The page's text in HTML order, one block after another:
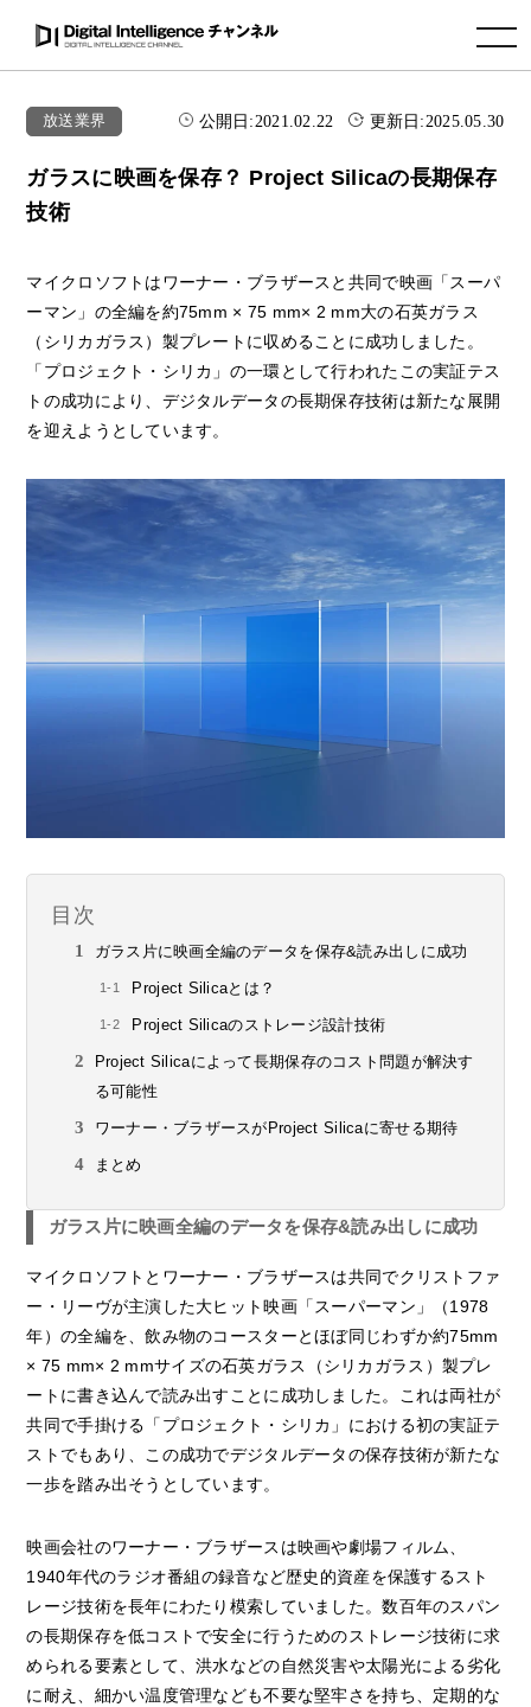
toggle navigation
放送業界 公開日:2021.02.22 更新日:2025.05.30
ガラスに映画を保存？ Project Silicaの長期保存
技術
マイクロソフトはワーナー・ブラザースと共同で映画「スーパ
ーマン」の全編を約75mm × 75 mm× 2 mm大の石英ガラス
（シリカガラス）製プレートに収めることに成功しました。
「プロジェクト・シリカ」の一環として行われたこの実証テス
トの成功により、デジタルデータの長期保存技術は新たな展開
を迎えようとしています。
目次
ガラス片に映画全編のデータを保存&読み出しに成功
Project Silicaとは？
Project Silicaのストレージ設計技術
Project Silicaによって長期保存のコスト問題が解決す
る可能性
ワーナー・ブラザースがProject Silicaに寄せる期待
まとめ
ガラス片に映画全編のデータを保存&読み出しに成功
マイクロソフトとワーナー・ブラザースは共同でクリストファ
ー・リーヴが主演した大ヒット映画「スーパーマン」（1978
年）の全編を、飲み物のコースターとほぼ同じわずか約75mm
× 75 mm× 2 mmサイズの石英ガラス（シリカガラス）製プレ
ートに書き込んで読み出すことに成功しました。これは両社が
共同で手掛ける「プロジェクト・シリカ」における初の実証テ
ストでもあり、この成功でデジタルデータの保存技術が新たな
一歩を踏み出そうとしています。
映画会社のワーナー・ブラザースは映画や劇場フィルム、
1940年代のラジオ番組の録音など歴史的資産を保護するスト
レージ技術を長年にわたり模索していました。数百年のスパン
の長期保存を低コストで安全に行うためのストレージ技術に求
められる要素として、洪水などの自然災害や太陽光による劣化
に耐え、細かい温度管理なども不要な堅牢さを持ち、定期的な